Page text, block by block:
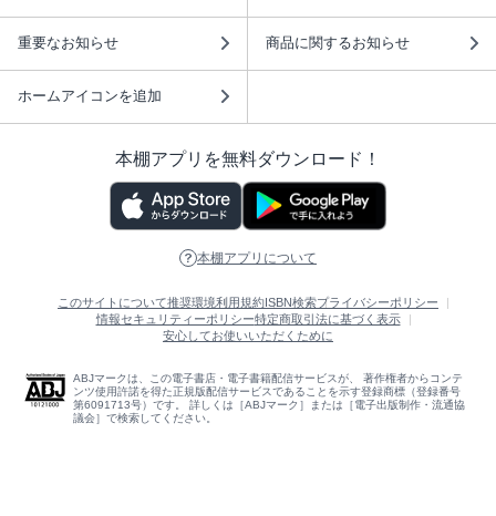
重要なお知らせ 商品に関するお知らせ
ホームアイコンを追加
本棚アプリを無料ダウンロード！
本棚アプリについて
このサイトについて推奨環境利用規約 ISBN検索プライバシーポリシー
情報セキュリティーポリシー特定商取引法に基づく表示
安心してお使いいただくために
ABJマークは、この電子書店・電子書籍配信サービスが、 著作権者からコンテ
ンツ使用許諾を得た正規版配信サービスであることを示す登録商標（登録番号
第6091713号）です。 詳しくは［ABJマーク］または［電子出版制作・流通協
議会］で検索してください。